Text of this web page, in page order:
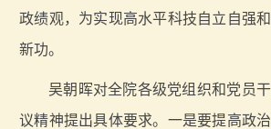
政绩观，为实现高水平科技自立自强
新功。
吴朝晖对全院各级党组织和党员
议精神提出具体要求。一是要提高政